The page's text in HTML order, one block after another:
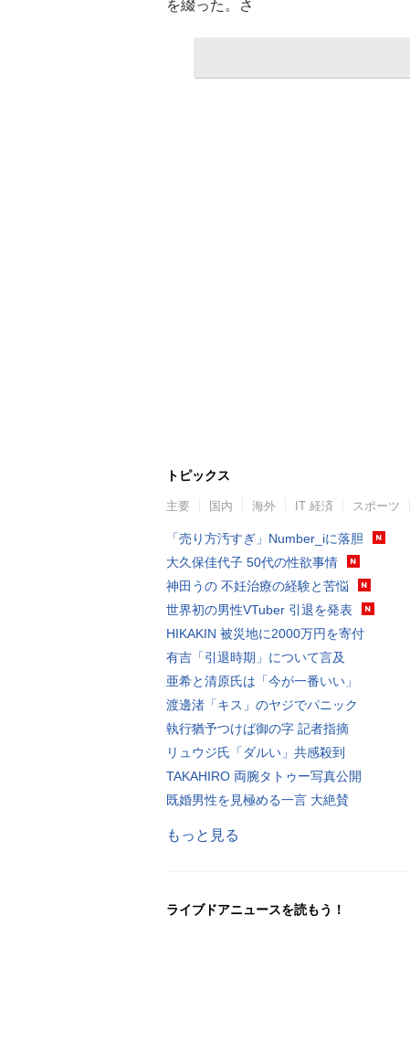
を綴った。さ
トピックス
主要 国内 海外 IT 経済 スポーツ
「売り方汚すぎ」Number_iに落胆
大久保佳代子 50代の性欲事情
神田うの 不妊治療の経験と苦悩
世界初の男性VTuber 引退を発表
HIKAKIN 被災地に2000万円を寄付
有吉「引退時期」について言及
亜希と清原氏は「今が一番いい」
渡邊渚「キス」のヤジでパニック
執行猶予つけば御の字 記者指摘
リュウジ氏「ダルい」共感殺到
TAKAHIRO 両腕タトゥー写真公開
既婚男性を見極める一言 大絶賛
もっと見る
ライブドアニュースを読もう！